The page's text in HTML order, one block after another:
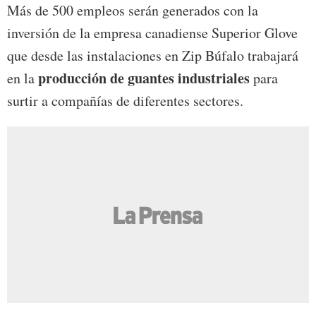
Más de 500 empleos serán generados con la
inversión de la empresa canadiense Superior Glove
que desde las instalaciones en Zip Búfalo trabajará
en laproducción de guantes industrialespara
surtir a compañías de diferentes sectores.